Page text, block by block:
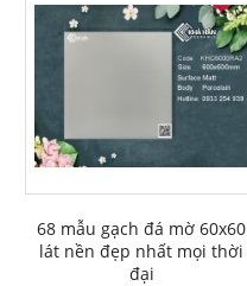
68 mẫu gạch đá mờ 60x60
lát nền đẹp nhất mọi thời
đại